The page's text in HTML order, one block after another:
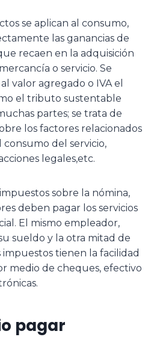
se aplican al consumo,
las ganancias de
recaen en la adquisición
o servicio. Se
valor agregado o IVA el
el tributo sustentable
partes; se trata de
los factores relacionados
del servicio,
legales,etc.
sobre la nómina,
deben pagar los servicios
El mismo empleador,
sueldo y la otra mitad de
impuestos tienen la facilidad
medio de cheques, efectivo
pagar